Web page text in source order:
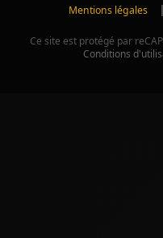
Mentions légales |
Ce site est protégé par
Conditions